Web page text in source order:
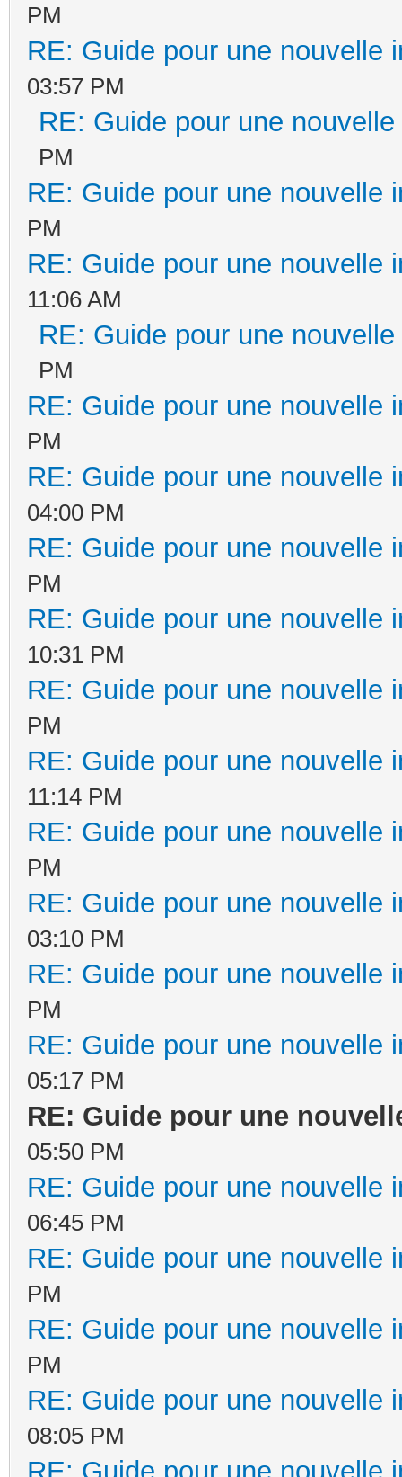
PM
RE: Guide pour une nouvelle
03:57 PM
RE: Guide pour une
PM
RE: Guide pour une nouvelle
PM
RE: Guide pour une nouvelle
11:06 AM
RE: Guide pour une
PM
RE: Guide pour une nouvelle
PM
RE: Guide pour une nouvelle
04:00 PM
RE: Guide pour une nouvelle
PM
RE: Guide pour une nouvelle
10:31 PM
RE: Guide pour une nouvelle
PM
RE: Guide pour une nouvelle
11:14 PM
RE: Guide pour une nouvelle
PM
RE: Guide pour une nouvelle
03:10 PM
RE: Guide pour une nouvelle
PM
RE: Guide pour une nouvelle
05:17 PM
RE: Guide pour une
05:50 PM
RE: Guide pour une nouvelle
06:45 PM
RE: Guide pour une nouvelle
PM
RE: Guide pour une nouvelle
PM
RE: Guide pour une nouvelle
08:05 PM